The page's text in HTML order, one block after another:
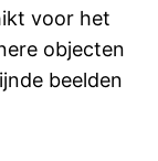
voor het
objecten
beelden